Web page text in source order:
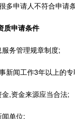
多申请人不符合申请
质申请条件
务管理规章制度;
新闻工作3年以上的
,资金来源应当合法;
单位;